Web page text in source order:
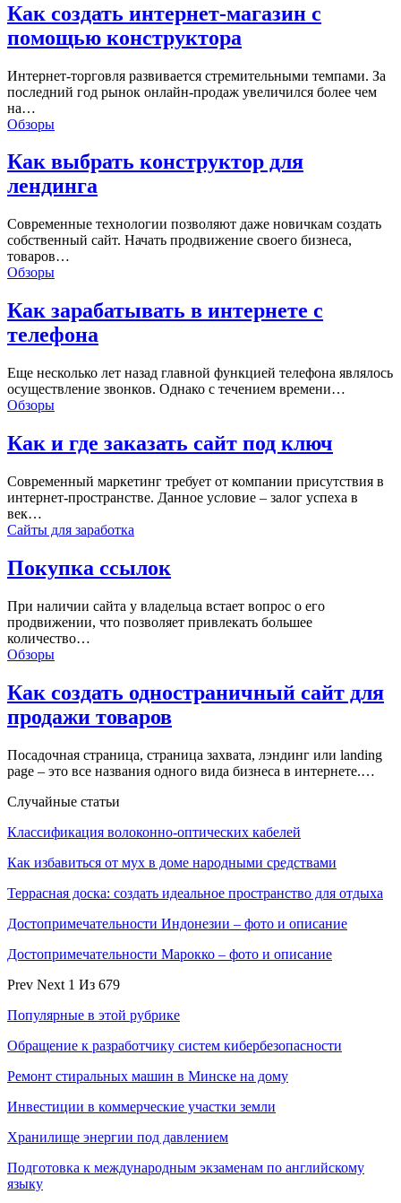
Как создать интернет-магазин с
помощью конструктора
Интернет-торговля развивается стремительными темпами. За
последний год рынок онлайн-продаж увеличился более чем
на…
Обзоры
Как выбрать конструктор для
лендинга
Современные технологии позволяют даже новичкам создать
собственный сайт. Начать продвижение своего бизнеса,
товаров…
Обзоры
Как зарабатывать в интернете с
телефона
Еще несколько лет назад главной функцией телефона являлось
осуществление звонков. Однако с течением времени…
Обзоры
Как и где заказать сайт под ключ
Современный маркетинг требует от компании присутствия в
интернет-пространстве. Данное условие – залог успеха в
век…
Сайты для заработка
Покупка ссылок
При наличии сайта у владельца встает вопрос о его
продвижении, что позволяет привлекать большее
количество…
Обзоры
Как создать одностраничный сайт для
продажи товаров
Посадочная страница, страница захвата, лэндинг или landing
page – это все названия одного вида бизнеса в интернете.…
Случайные статьи
Классификация волоконно-оптических кабелей
Как избавиться от мух в доме народными средствами
Террасная доска: создать идеальное пространство для отдыха
Достопримечательности Индонезии – фото и описание
Достопримечательности Марокко – фото и описание
Prev Next 1 Из 679
Популярные в этой рубрике
Обращение к разработчику систем кибербезопасности
Ремонт стиральных машин в Минске на дому
Инвестиции в коммерческие участки земли
Хранилище энергии под давлением
Подготовка к международным экзаменам по английскому
языку